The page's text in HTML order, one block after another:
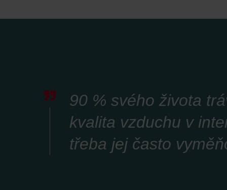
90 % svého života
kvalita vzduchu v
třeba jej často